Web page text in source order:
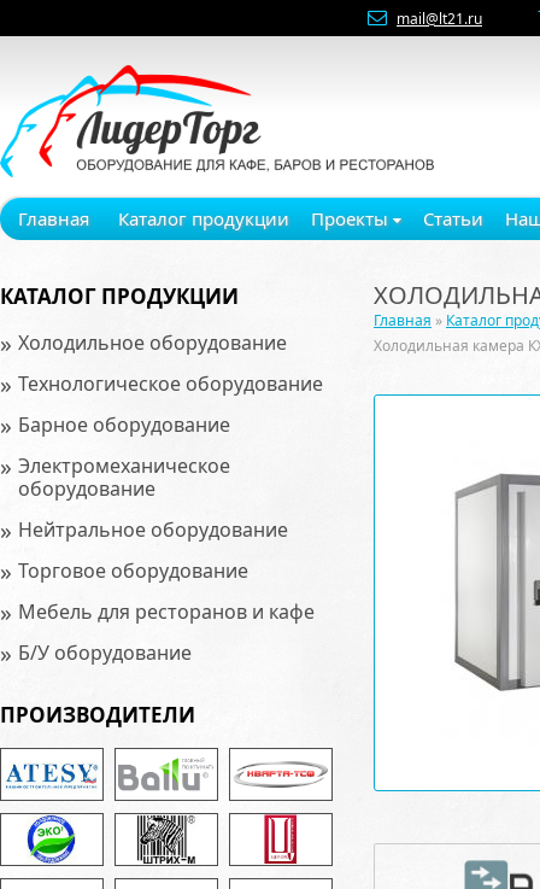
mail@lt21.ru
Главная Каталог продукции Проекты Статьи
КАТАЛОГ ПРОДУКЦИИ
» Холодильное оборудование
» Технологическое оборудование
» Барное оборудование
» Электромеханическое
оборудование
» Нейтральное оборудование
» Торговое оборудование
» Мебель для ресторанов и кафе
» Б/У оборудование
ПРОИЗВОДИТЕЛИ
Главная » Каталог
Холодильная камера